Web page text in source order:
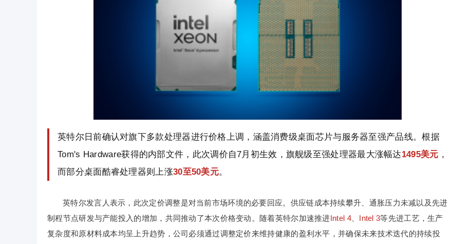
英特尔日前确认对旗下多款处理器进行价格上调，涵盖消费级桌面芯片与服务器至强产品线。根据
Tom's Hardware获得的内部文件，此次调价自7月初生效，旗舰级至强处理器最大涨幅达1495美元 ，
而部分桌面酷睿处理器则上涨30至50美元。
英特尔发言人表示，此次定价调整是对当前市场环境的必要回应。供应链成本持续攀升、通胀压力未减以及先进
制程节点研发与产能投入的增加，共同推动了本次价格变动。随着英特尔加速推进Intel 4、 Intel 3等先进工艺，生产
复杂度和原材料成本均呈上升趋势，公司必须通过调整定价来维持健康的盈利水平，并确保未来技术迭代的持续投